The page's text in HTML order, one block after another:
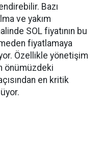
Bazı
ve yakım
SOL fiyatının bu
fiyatlamaya
Özellikle yönetişim
önümüzdeki
en kritik